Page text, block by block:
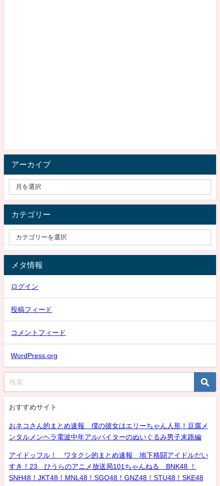
アーカイブ
カテゴリー
メタ情報
ログイン
投稿フィード
コメントフィード
WordPress.org
おすすめサイト
おネコさん的まとめ速報 僕の彼女はエリーちゃん人形！豆腐メ
ンタルメンヘラ電波中年アルバイターのぬいぐるみ男子末路編
アイドッフル！ ワタクシ的まとめ速報 地下格闘アイドルだい
すき！23 ひうらのアニメ放送局101ちゃんねる BNK48 ！
SNH48！JKT48！MNL48！SGO48！GNZ48！STU48！SKE48